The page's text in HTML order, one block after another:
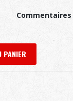
Commentaires
PANIER